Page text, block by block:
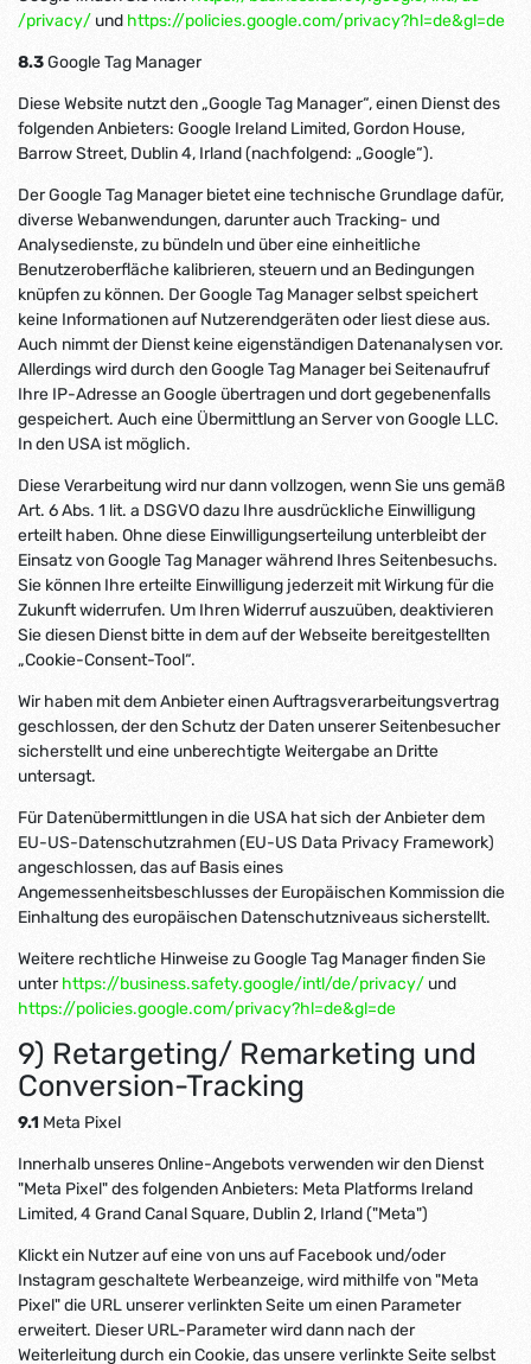
/privacy/ und https://policies.google.com/privacy?hl=de&gl=de
8.3Google Tag Manager
Diese Website nutzt den „Google Tag Manager“, einen Dienst des
folgenden Anbieters: Google Ireland Limited, Gordon House,
Barrow Street, Dublin 4, Irland (nachfolgend: „Google“).
Der Google Tag Manager bietet eine technische Grundlage dafür,
diverse Webanwendungen, darunter auch Tracking- und
Analysedienste, zu bündeln und über eine einheitliche
Benutzeroberfläche kalibrieren, steuern und an Bedingungen
knüpfen zu können. Der Google Tag Manager selbst speichert
keine Informationen auf Nutzerendgeräten oder liest diese aus.
Auch nimmt der Dienst keine eigenständigen Datenanalysen vor.
Allerdings wird durch den Google Tag Manager bei Seitenaufruf
Ihre IP-Adresse an Google übertragen und dort gegebenenfalls
gespeichert. Auch eine Übermittlung an Server von Google LLC.
In den USA ist möglich.
Diese Verarbeitung wird nur dann vollzogen, wenn Sie uns gemäß
Art. 6 Abs. 1 lit. a DSGVO dazu Ihre ausdrückliche Einwilligung
erteilt haben. Ohne diese Einwilligungserteilung unterbleibt der
Einsatz von Google Tag Manager während Ihres Seitenbesuchs.
Sie können Ihre erteilte Einwilligung jederzeit mit Wirkung für die
Zukunft widerrufen. Um Ihren Widerruf auszuüben, deaktivieren
Sie diesen Dienst bitte in dem auf der Webseite bereitgestellten
„Cookie-Consent-Tool“.
Wir haben mit dem Anbieter einen Auftragsverarbeitungsvertrag
geschlossen, der den Schutz der Daten unserer Seitenbesucher
sicherstellt und eine unberechtigte Weitergabe an Dritte
untersagt.
Für Datenübermittlungen in die USA hat sich der Anbieter dem
EU-US-Datenschutzrahmen (EU-US Data Privacy Framework)
angeschlossen, das auf Basis eines
Angemessenheitsbeschlusses der Europäischen Kommission die
Einhaltung des europäischen Datenschutzniveaus sicherstellt.
Weitere rechtliche Hinweise zu Google Tag Manager finden Sie
unterhttps://business.safety.google/intl/de/privacy/ und
https://policies.google.com/privacy?hl=de&gl=de
9) Retargeting/ Remarketing und
Conversion-Tracking
9.1 Meta Pixel
Innerhalb unseres Online-Angebots verwenden wir den Dienst
"Meta Pixel" des folgenden Anbieters: Meta Platforms Ireland
Limited, 4 Grand Canal Square, Dublin 2, Irland ("Meta")
Klickt ein Nutzer auf eine von uns auf Facebook und/oder
Instagram geschaltete Werbeanzeige, wird mithilfe von "Meta
Pixel" die URL unserer verlinkten Seite um einen Parameter
erweitert. Dieser URL-Parameter wird dann nach der
Weiterleitung durch ein Cookie, das unsere verlinkte Seite selbst